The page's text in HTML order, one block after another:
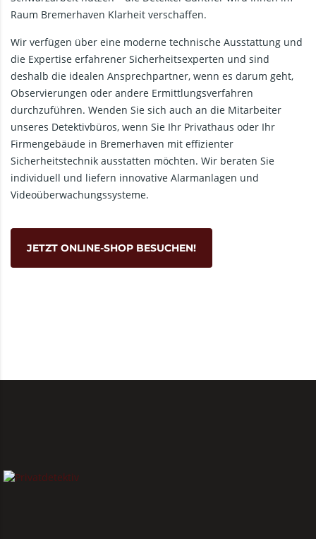
Raum Bremerhaven Klarheit verschaffen.
Wir verfügen über eine moderne technische Ausstattung und
die Expertise erfahrener Sicherheitsexperten und sind
deshalb die idealen Ansprechpartner, wenn es darum geht,
Observierungen oder andere Ermittlungsverfahren
durchzuführen. Wenden Sie sich auch an die Mitarbeiter
unseres Detektivbüros, wenn Sie Ihr Privathaus oder Ihr
Firmengebäude in Bremerhaven mit effizienter
Sicherheitstechnik ausstatten möchten. Wir beraten Sie
individuell und liefern innovative Alarmanlagen und
Videoüberwachungssysteme.
JETZT ONLINE-SHOP BESUCHEN!